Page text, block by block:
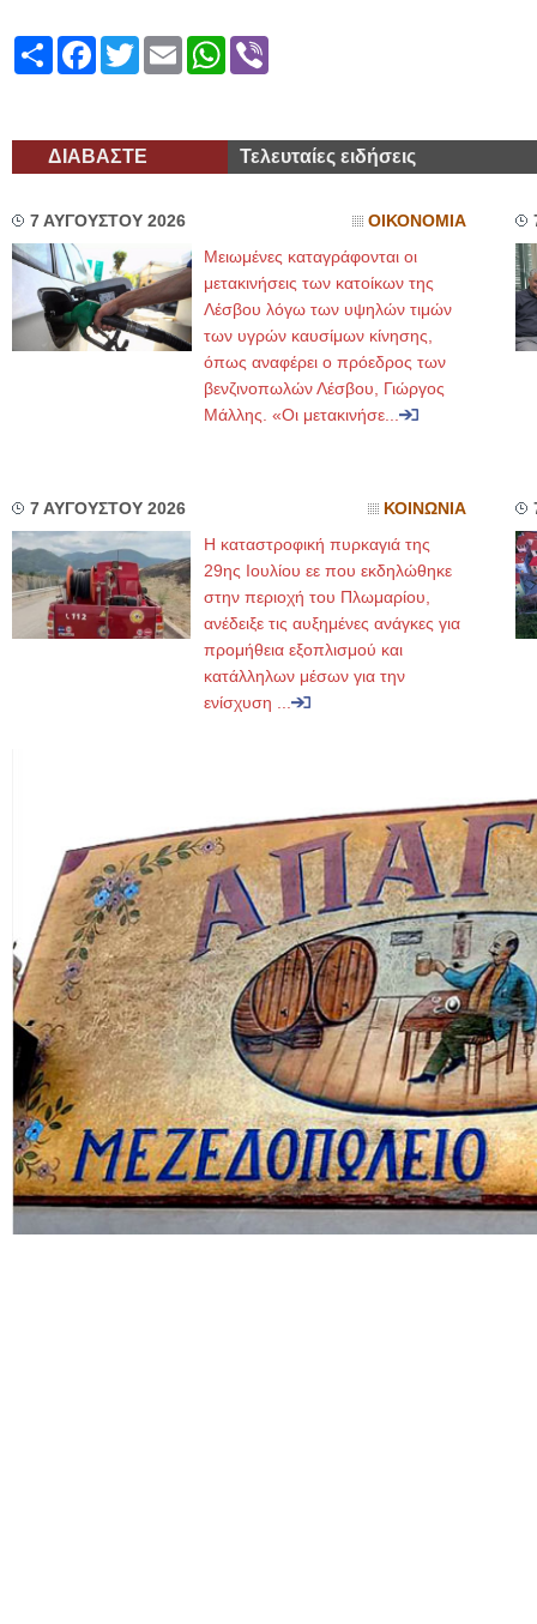
ShareFacebook
TwitterEmailWhatsApp
ΔΙΑΒΑΣΤΕ Τελευταίες ειδήσεις
7 ΑΥΓΟΥΣΤΟΥ 2026 ΟΙΚΟΝΟΜΙΑ
Μειωμένες καταγράφονται οι
μετακινήσεις των κατοίκων της
Λέσβου λόγω των υψηλών τιμών
των υγρών καυσίμων κίνησης,
όπως αναφέρει ο πρόεδρος των
βενζινοπωλών Λέσβου, Γιώργος
Μάλλης. «Οι μετακινήσε...
7 ΑΥΓΟΥΣΤΟΥ 2026 ΚΟΙΝΩΝΙΑ
Η καταστροφική πυρκαγιά της
29ης Ιουλίου εε που εκδηλώθηκε
στην περιοχή του Πλωμαρίου,
ανέδειξε τις αυξημένες ανάγκες για
προμήθεια εξοπλισμού και
κατάλληλων μέσων για την
ενίσχυση ...